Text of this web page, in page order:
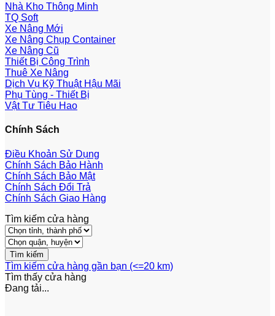
Nhà Kho Thông Minh
TQ Soft
Xe Nâng Mới
Xe Nâng Chụp Container
Xe Nâng Cũ
Thiết Bị Công Trình
Thuê Xe Nâng
Dịch Vụ Kỹ Thuật Hậu Mãi
Phụ Tùng - Thiết Bị
Vật Tư Tiêu Hao
Chính Sách
Điều Khoản Sử Dụng
Chính Sách Bảo Hành
Chính Sách Bảo Mật
Chính Sách Đổi Trả
Chính Sách Giao Hàng
Tìm kiếm cửa hàng
Tìm kiếm cửa hàng gần bạn (<=20 km)
Tìm thấy cửa hàng
Đang tải...